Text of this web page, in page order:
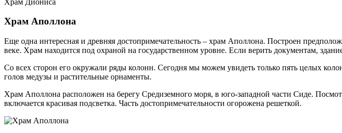
Храм Аполлона
Еще одна интересная и древняя достопримечательность – храм Аполлона. Построен
веке. Храм находится под охраной на государственном уровне. Если верить документам,
Со всех сторон его окружали ряды колонн. Сегодня мы можем увидеть только пять целых
голов медузы и растительные орнаменты.
Храм Аполлона расположен на берегу Средиземного моря, в юго-западной части Сиде.
включается красивая подсветка. Часть достопримечательности огорожена решеткой.